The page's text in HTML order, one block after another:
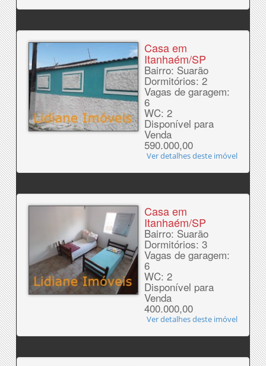
Casa em
Itanhaém/SP
Bairro: Suarão
Dormitórios: 2
Vagas de garagem:
6
WC: 2
Disponível para
Venda
590.000,00
Ver detalhes deste imóvel
Casa em
Itanhaém/SP
Bairro: Suarão
Dormitórios: 3
Vagas de garagem:
6
WC: 2
Disponível para
Venda
400.000,00
Ver detalhes deste imóvel